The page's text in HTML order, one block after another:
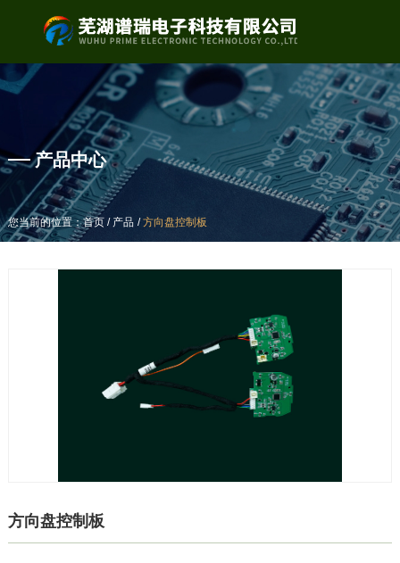
产品中心
您当前的位置：首页 / 产品 /方向盘控制板
产品中心
您当前的位置：首页 / 产品 /方向盘控制板
方向盘控制板